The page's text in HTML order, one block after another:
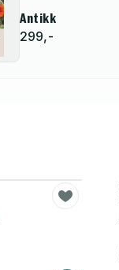
Antikk
299,-